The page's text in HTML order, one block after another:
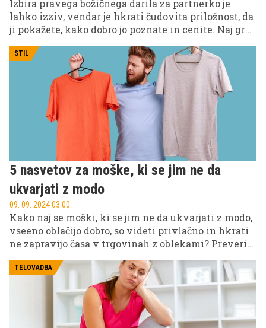
Izbira pravega božičnega darila za partnerko je
lahko izziv, vendar je hkrati čudovita priložnost, da
ji pokažete, kako dobro jo poznate in cenite. Naj gre
edinstvenega, tukaj so ideje, ki bodo navdušile
vsako žensko.
STIL
5 nasvetov za moške, ki se jim ne da
ukvarjati z modo
09. 09. 2024 03.00
Kako naj se moški, ki se jim ne da ukvarjati z modo,
vseeno oblačijo dobro, so videti privlačno in hkrati
ne zapravijo časa v trgovinah z oblekami? Preverite
TELOVADBA